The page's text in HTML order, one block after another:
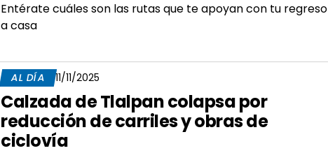
Entérate cuáles son las rutas que te apoyan con tu regreso
a casa
AL DÍA 11/11/2025
Calzada de Tlalpan colapsa por
reducción de carriles y obras de
ciclovía